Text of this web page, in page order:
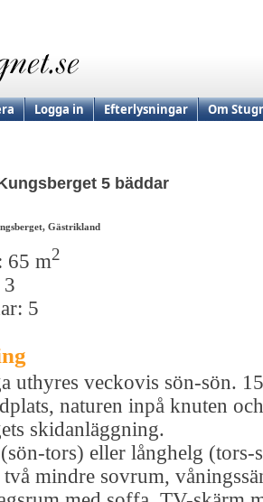
Logga in Efterlysningar Om
5 bäddar
Gästrikland
65 m2
5
uthyres veckovis sön-sön.
naturen inpå knuten
skidanläggning.
tors) eller långhelg (tors-
två mindre sovrum,